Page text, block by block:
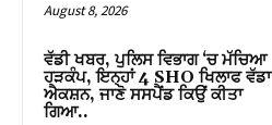
satın al
panel
panel
August 8, 2026
ਵੱਡੀ ਖਬਰ, ਪੁਲਿਸ ਵਿਭਾਗ ‘ਚ ਮੱਚਿਆ
ਹੜਕੰਪ, ਇਨ੍ਹਾਂ 4 SHO ਖਿਲਾਫ ਵੱਡਾ
ਐਕਸ਼ਨ, ਜਾਣੋ ਸਸਪੈਂਡ ਕਿਉਂ ਕੀਤਾ
ਗਿਆ..